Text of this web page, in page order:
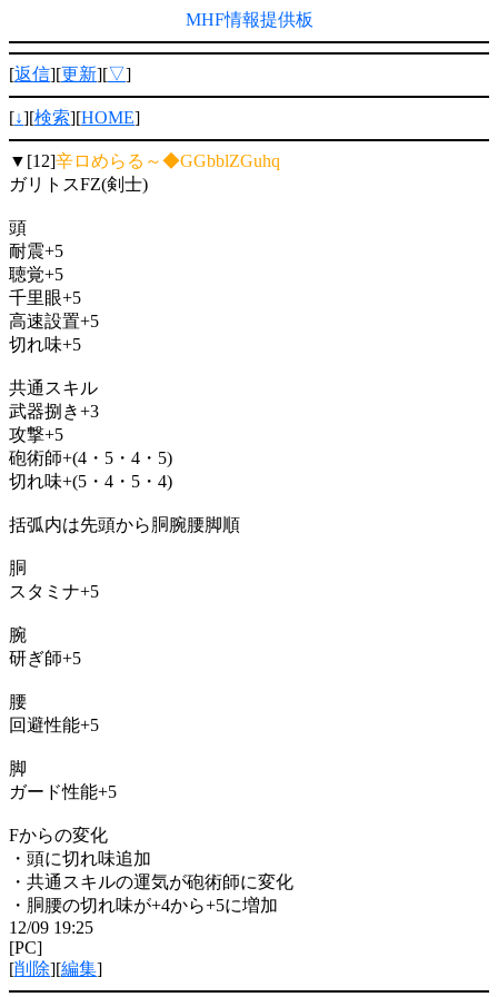
MHF情報提供板
[返信][更新][▽]
[↓][検索][HOME]
▼[12]辛ロめらる～◆GGbblZGuhq
ガリトスFZ(剣士)
頭
耐震+5
聴覚+5
千里眼+5
高速設置+5
切れ味+5
共通スキル
武器捌き+3
攻撃+5
砲術師+(4・5・4・5)
切れ味+(5・4・5・4)
括弧内は先頭から胴腕腰脚順
胴
スタミナ+5
腕
研ぎ師+5
腰
回避性能+5
脚
ガード性能+5
Fからの変化
・頭に切れ味追加
・共通スキルの運気が砲術師に変化
・胴腰の切れ味が+4から+5に増加
12/09 19:25
[PC]
[削除][編集]